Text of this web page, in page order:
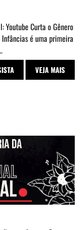
Youtube Curta o Gênero
é uma primeira
VEJA MAIS